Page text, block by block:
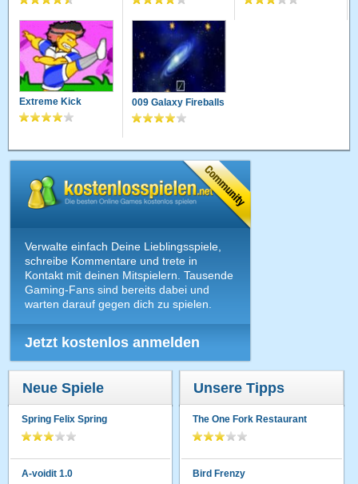
Extreme Kick 009 Galaxy Fireballs
Verwalte einfach Deine Lieblingsspiele,
schreibe Kommentare und trete in
Kontakt mit deinen Mitspielern. Tausende
Gaming-Fans sind bereits dabei und
warten darauf gegen dich zu spielen.
Jetzt kostenlos anmelden
Neue Spiele
Spring Felix Spring
A-voidit 1.0
Unsere Tipps
The One Fork Restaurant
Bird Frenzy